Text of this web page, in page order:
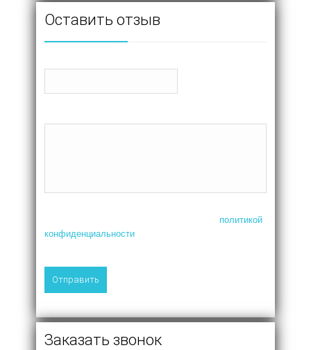
Оставить отзыв
политикой
конфиденциальности
Заказать звонок